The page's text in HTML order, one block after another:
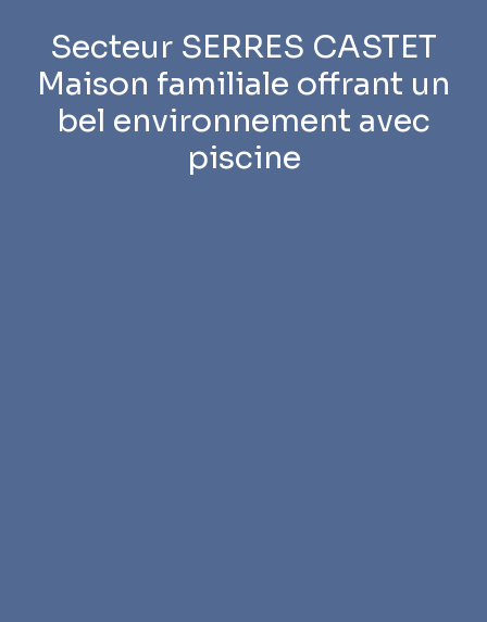
Secteur SERRES CASTET
Maison familiale offrant un
bel environnement avec
piscine